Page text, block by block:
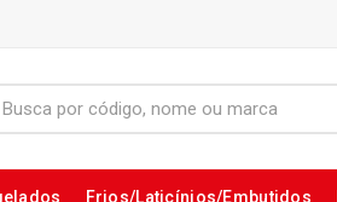
Frios/Laticínios/Embutidos